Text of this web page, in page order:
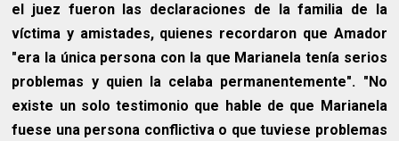
el juez fueron las declaraciones de la familia de la
víctima y amistades, quienes recordaron que Amador
"era la única persona con la que Marianela tenía serios
problemas y quien la celaba permanentemente". "No
existe un solo testimonio que hable de que Marianela
fuese una persona conflictiva o que tuviese problemas